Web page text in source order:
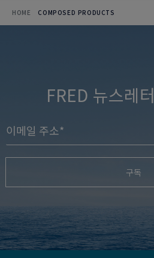
HOME COMPOSED PRODUCTS
FRED 뉴스레
구독